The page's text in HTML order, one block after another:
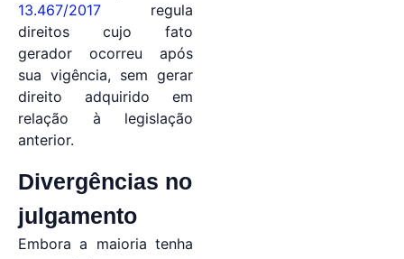
13.467/2017 regula
direitos cujo fato
gerador ocorreu após
sua vigência, sem gerar
direito adquirido em
relação à legislação
anterior.
Divergências no
julgamento
Embora a maioria tenha